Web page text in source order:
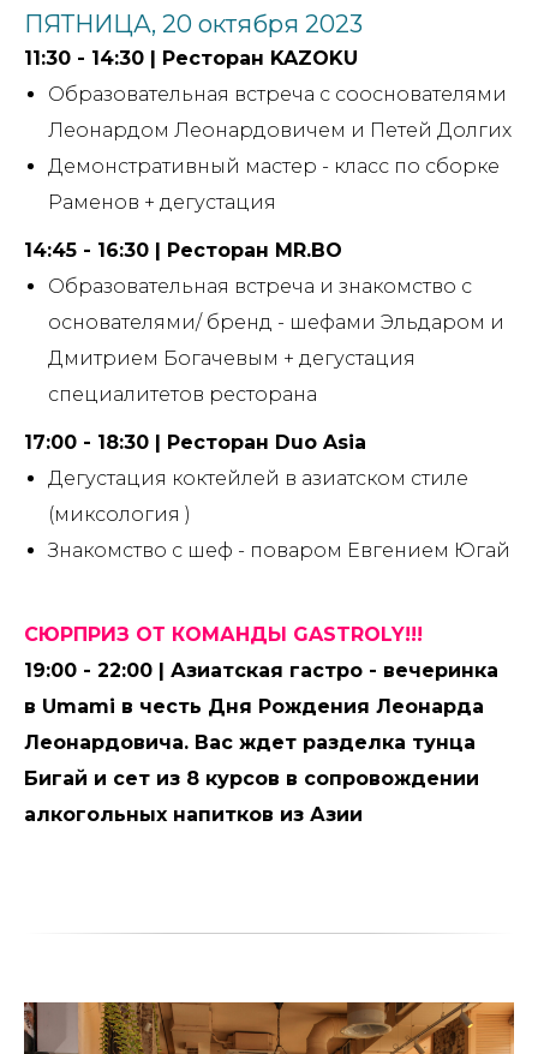
ПЯТНИЦА, 20 октября 2023
11:30 - 14:30 | Ресторан KAZOKU
Образовательная встреча с сооснователями
Леонардом Леонардовичем и Петей Долгих
Демонстративный мастер - класс по сборке
Раменов + дегустация
14:45 - 16:30 | Ресторан MR.BO
Образовательная встреча и знакомство с
основателями/ бренд - шефами Эльдаром и
Дмитрием Богачевым + дегустация
специалитетов ресторана
17:00 - 18:30 | Ресторан Duo Asia
Дегустация коктейлей в азиатском стиле
(миксология )
Знакомство с шеф - поваром Евгением Югай
СЮРПРИЗ ОТ КОМАНДЫ GASTROLY!!!
19:00 - 22:00 | Азиатская гастро - вечеринка
в Umami в честь Дня Рождения Леонарда
Леонардовича. Вас ждет разделка тунца
Бигай и сет из 8 курсов в сопровождении
алкогольных напитков из Азии